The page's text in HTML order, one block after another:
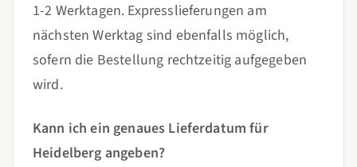
1-2 Werktagen. Expresslieferungen am
nächsten Werktag sind ebenfalls möglich,
sofern die Bestellung rechtzeitig aufgegeben
wird.
Kann ich ein genaues Lieferdatum für
Heidelberg angeben?